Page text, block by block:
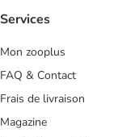
Services
Mon zooplus
FAQ & Contact
Frais de livraison
Magazine